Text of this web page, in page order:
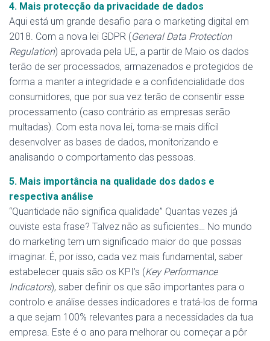
4. Mais protecção da privacidade de dados
Aqui está um grande desafio para o marketing digital em
2018. Com a nova lei GDPR (General Data Protection
Regulation) aprovada pela UE, a partir de Maio os dados
terão de ser processados, armazenados e protegidos de
forma a manter a integridade e a confidencialidade dos
consumidores, que por sua vez terão de consentir esse
processamento (caso contrário as empresas serão
multadas). Com esta nova lei, torna-se mais difícil
desenvolver as bases de dados, monitorizando e
analisando o comportamento das pessoas.
5. Mais importância na qualidade dos dados e
respectiva análise
“Quantidade não significa qualidade” Quantas vezes já
ouviste esta frase? Talvez não as suficientes… No mundo
do marketing tem um significado maior do que possas
imaginar. É, por isso, cada vez mais fundamental, saber
estabelecer quais são os KPI’s (Key Performance
Indicators), saber definir os que são importantes para o
controlo e análise desses indicadores e tratá-los de forma
a que sejam 100% relevantes para a necessidades da tua
empresa. Este é o ano para melhorar ou começar a pôr